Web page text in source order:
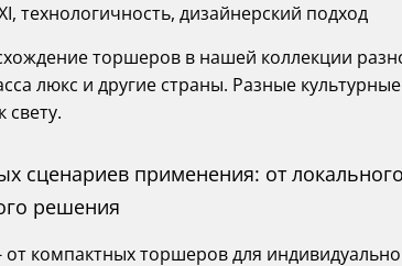
технологичность, дизайнерский подход
торшеров в нашей коллекции
люкс и другие страны. Разные
свету.
сценариев применения: от
решения
от компактных торшеров для